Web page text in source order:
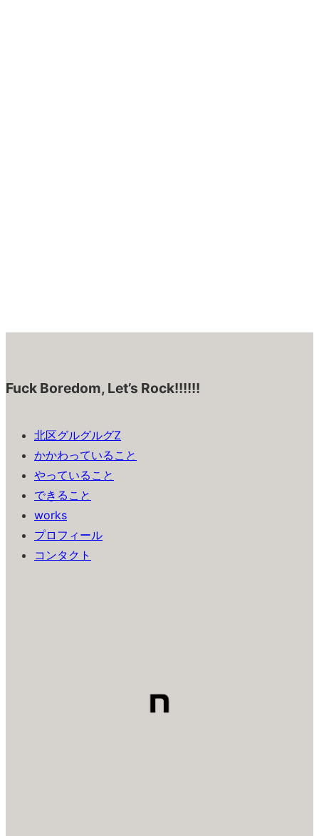
Fuck Boredom, Let’s Rock!!!!!!
北区グルグルグZ
かかわっていること
やっていること
できること
works
プロフィール
コンタクト